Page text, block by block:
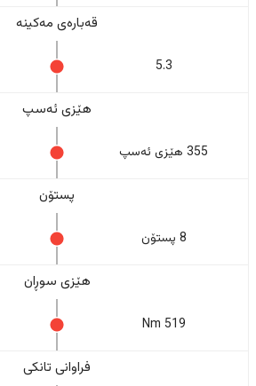
قەبارەی مەکینە
5.3
هێزی ئەسپ
355 هێزی ئەسپ
پستۆن
8 پستۆن
هێزی سوڕان
519 Nm
فراوانی تانکی